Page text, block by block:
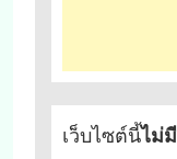
เว็บไซต์นี้ไม่มี